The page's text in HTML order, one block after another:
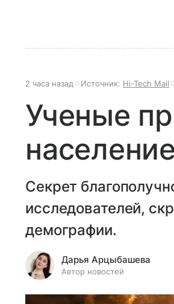
2 часа назад Источник: Hi-Tech Mail
Ученые
Секрет
исследователей,
демографии.
Дарья Арцыбашева
Автор новостей